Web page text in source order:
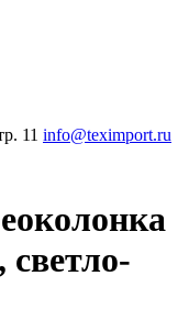
11 info@teximport.ru